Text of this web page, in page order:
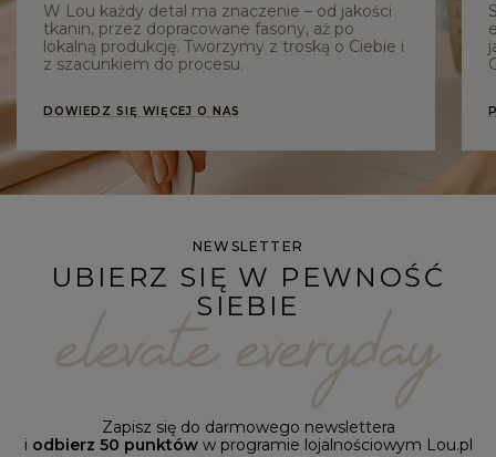
W Lou każdy detal ma znaczenie – od jakości
tkanin, przez dopracowane fasony, aż po
lokalną produkcję. Tworzymy z troską o Ciebie i
z szacunkiem do procesu.
DOWIEDZ SIĘ WIĘCEJ O NAS
NEWSLETTER
UBIERZ SIĘ W PEWNOŚĆ
SIEBIE
Zapisz się do darmowego newslettera
i odbierz 50 punktóww programie lojalnościowym Lou.pl